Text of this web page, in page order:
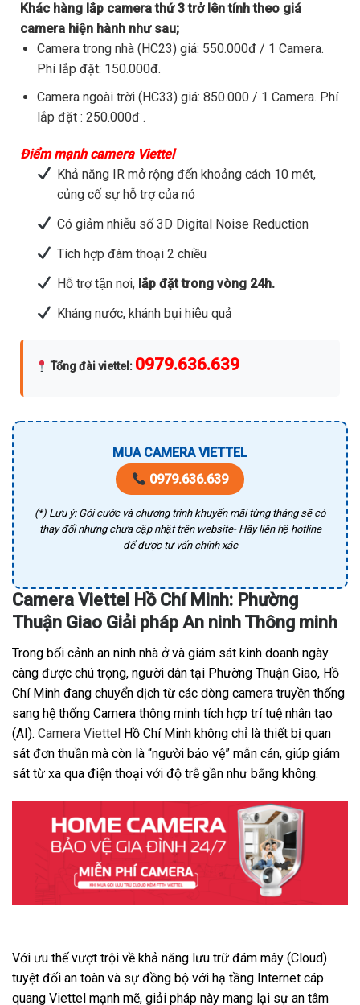
Khác hàng lắp camera thứ 3 trở lên tính theo giá
camera hiện hành như sau;
Camera trong nhà (HC23) giá: 550.000đ / 1 Camera.
Phí lắp đặt: 150.000đ.
Camera ngoài trời (HC33) giá: 850.000 / 1 Camera. Phí
lắp đặt : 250.000đ .
Điểm mạnh camera Viettel
Khả năng IR mở rộng đến khoảng cách 10 mét,
củng cố sự hỗ trợ của nó
Có giảm nhiễu số 3D Digital Noise Reduction
Tích hợp đàm thoại 2 chiều
Hỗ trợ tận nơi,lắp đặt trong vòng 24h.
Kháng nước, khánh bụi hiệu quả
Tổng đài viettel : 0979.636.639
MUA CAMERA VIETTEL
0979.636.639
(*) Lưu ý: Gói cước và chương trình khuyến mãi từng tháng sẽ có
thay đổi nhưng chưa cập nhật trên website- Hãy liên hệ hotline
để được tư vấn chính xác
Camera Viettel Hồ Chí Minh: Phường
Thuận Giao Giải pháp An ninh Thông minh
Trong bối cảnh an ninh nhà ở và giám sát kinh doanh ngày
càng được chú trọng, người dân tại Phường Thuận Giao, Hồ
Chí Minh đang chuyển dịch từ các dòng camera truyền thống
sang hệ thống Camera thông minh tích hợp trí tuệ nhân tạo
(AI). Camera Viettel
Hồ Chí Minh không chỉ là thiết bị quan
sát đơn thuần mà còn là “người bảo vệ” mẫn cán, giúp giám
sát từ xa qua điện thoại với độ trễ gần như bằng không.
Với ưu thế vượt trội về khả năng lưu trữ đám mây (Cloud)
tuyệt đối an toàn và sự đồng bộ với hạ tầng Internet cáp
quang Viettel mạnh mẽ, giải pháp này mang lại sự an tâm